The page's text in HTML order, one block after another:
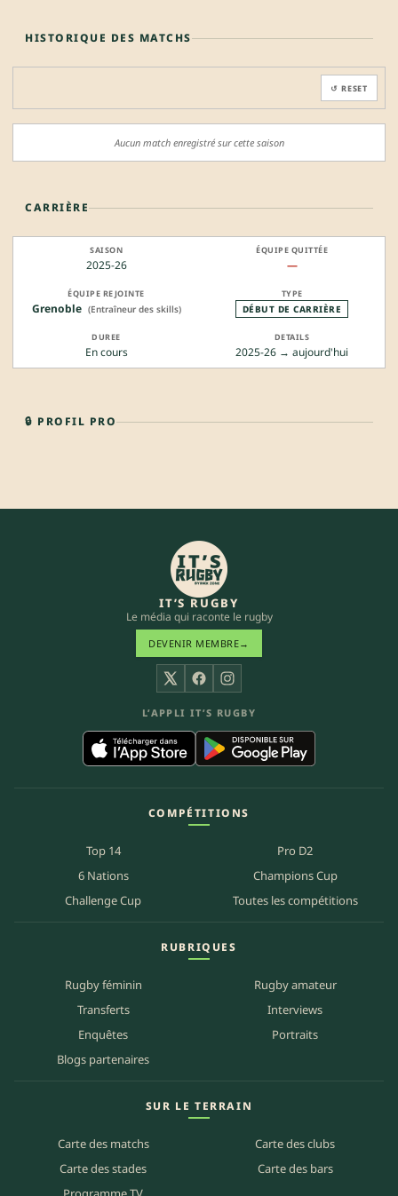
HISTORIQUE DES MATCHS
↺ RESET
Aucun match enregistré sur cette saison
CARRIÈRE
2025-26 —
Grenoble (Entraîneur des skills) DÉBUT DE CARRIÈRE
En cours 2025-26 → aujourd'hui
🔒 PROFIL PRO
IT’S RUGBY
Le média qui raconte le rugby
DEVENIR MEMBRE→
X FacebookInstagram
L’APPLI IT’S RUGBY
COMPÉTITIONS
Top 14
Pro D2
6 Nations
Champions Cup
Challenge Cup
Toutes les compétitions
RUBRIQUES
Rugby féminin
Rugby amateur
Transferts
Interviews
Enquêtes
Portraits
Blogs partenaires
SUR LE TERRAIN
Carte des matchs
Carte des clubs
Carte des stades
Carte des bars